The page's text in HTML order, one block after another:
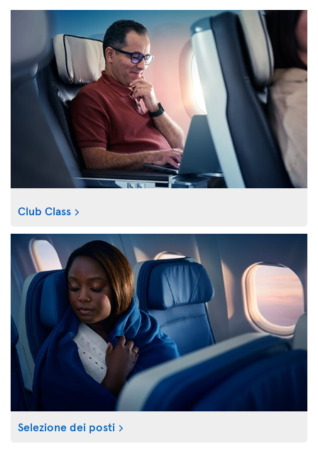
Club Class
Selezione dei posti